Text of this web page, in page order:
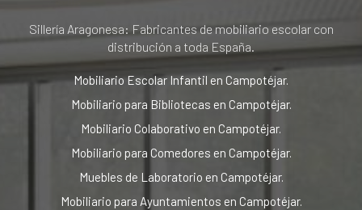
Sillería Aragonesa: Fabricantes de mobiliario escolar con
distribución a toda España.
Mobiliario Escolar Infantil en Campotéjar.
Mobiliario para Bibliotecas en Campotéjar.
Mobiliario Colaborativo en Campotéjar.
Mobiliario para Comedores en Campotéjar.
Muebles de Laboratorio en Campotéjar.
Mobiliario para Ayuntamientos en Campotéjar.